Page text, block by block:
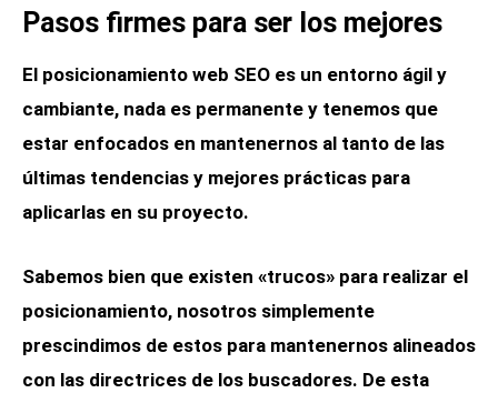
Pasos firmes para ser los mejores
El posicionamiento web SEO es un entorno ágil y
cambiante, nada es permanente y tenemos que
estar enfocados en mantenernos al tanto de las
últimas tendencias y mejores prácticas para
aplicarlas en su proyecto.
Sabemos bien que existen «trucos» para realizar el
posicionamiento, nosotros simplemente
prescindimos de estos para mantenernos alineados
con las directrices de los buscadores. De esta